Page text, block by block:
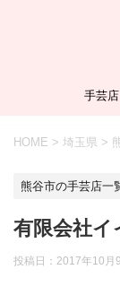
手芸
HOME > 埼玉県 >
熊谷市の手芸店一
有限会社イ
投稿日： 2017年10月